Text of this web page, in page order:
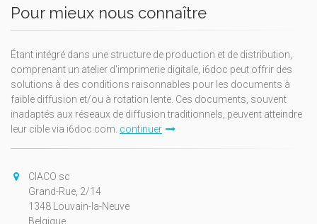
Pour mieux nous connaître
Étant intégré dans une structure de production et de distribution,
comprenant un atelier d'imprimerie digitale, i6doc peut offrir des
solutions à des conditions raisonnables pour les documents à
faible diffusion et/ou à rotation lente. Ces documents, souvent
inadaptés aux réseaux de diffusion traditionnels, peuvent atteindre
leur cible via i6doc.com. continuer
CIACO sc
Grand-Rue, 2/14
1348 Louvain-la-Neuve
Belgique